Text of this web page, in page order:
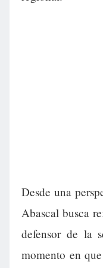
Desde una
Abascal busca
defensor de la
momento en